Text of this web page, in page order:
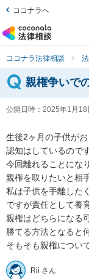
ココナラへ
ココナラ法律相談
親権争いで
公開日時： 2025年1月18
生後2ヶ月の子供がお
認知はしているので
今回離れることになり
親権を取りたいと相
私は子供を手離した
ですが責任として養
親権はどちらになる
勝てる方法となると
そもそも親権につい
Rii さん